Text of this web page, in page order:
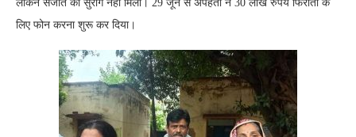
लेकिन संजीत का सुराग नहीं मिला। 29 जून से अपहर्ता ने 30 लाख रुपये फिरौती के
लिए फोन करना शुरू कर दिया।